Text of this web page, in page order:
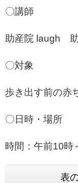
〇講師
助産院 laugh
〇対象
歩き出す前の赤
〇日時・場所
時間：午前10時
表